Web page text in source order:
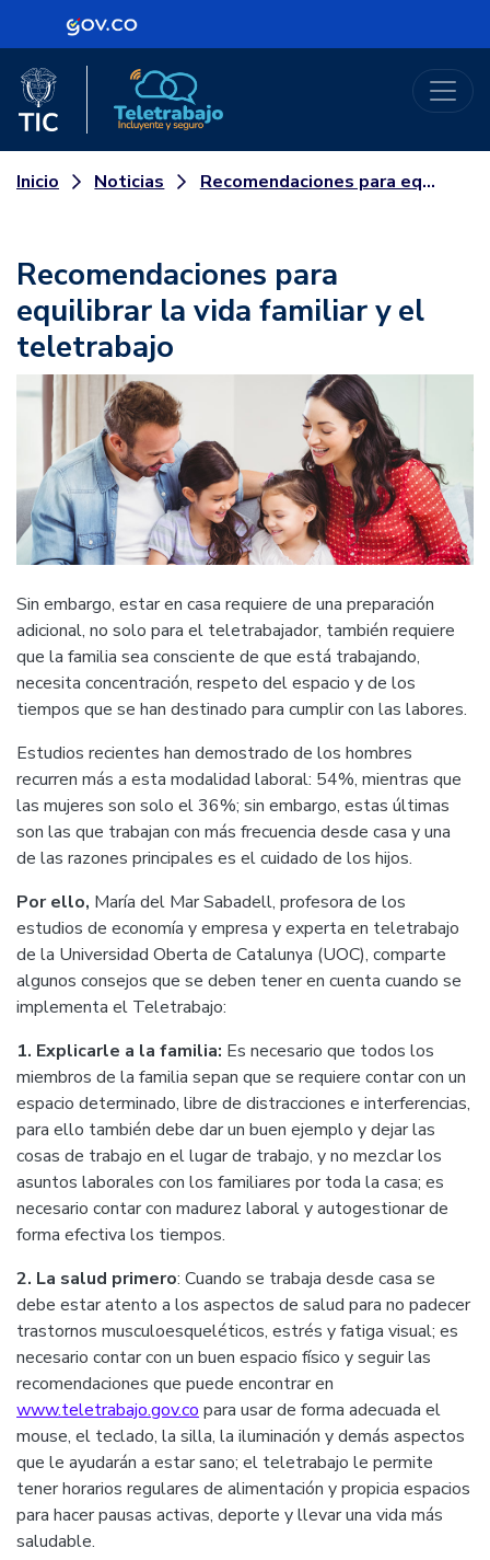
Logo Gobierno de Colombia
Logo del Ministerio TIC
Inicio Noticias Recomendaciones para equilibrar la vida familiar y el teletrabajo
Recomendaciones para
equilibrar la vida familiar y el
teletrabajo
Sin embargo, estar en casa requiere de una preparación
adicional, no solo para el teletrabajador, también requiere
que la familia sea consciente de que está trabajando,
necesita concentración, respeto del espacio y de los
tiempos que se han destinado para cumplir con las labores.
Estudios recientes han demostrado de los hombres
recurren más a esta modalidad laboral: 54%, mientras que
las mujeres son solo el 36%; sin embargo, estas últimas
son las que trabajan con más frecuencia desde casa y una
de las razones principales es el cuidado de los hijos.
Por ello, María del Mar Sabadell, profesora de los
estudios de economía y empresa y experta en teletrabajo
de la Universidad Oberta de Catalunya (UOC), comparte
algunos consejos que se deben tener en cuenta cuando se
implementa el Teletrabajo:
1. Explicarle a la familia: Es necesario que todos los
miembros de la familia sepan que se requiere contar con un
espacio determinado, libre de distracciones e interferencias,
para ello también debe dar un buen ejemplo y dejar las
cosas de trabajo en el lugar de trabajo, y no mezclar los
asuntos laborales con los familiares por toda la casa; es
necesario contar con madurez laboral y autogestionar de
forma efectiva los tiempos.
2. La salud primero: Cuando se trabaja desde casa se
debe estar atento a los aspectos de salud para no padecer
trastornos musculoesqueléticos, estrés y fatiga visual; es
necesario contar con un buen espacio físico y seguir las
recomendaciones que puede encontrar en
www.teletrabajo.gov.co para usar de forma adecuada el
mouse, el teclado, la silla, la iluminación y demás aspectos
que le ayudarán a estar sano; el teletrabajo le permite
tener horarios regulares de alimentación y propicia espacios
para hacer pausas activas, deporte y llevar una vida más
saludable.